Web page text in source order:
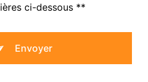
ci-dessous **
Envoyer